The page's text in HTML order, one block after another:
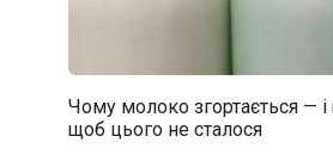
Чому молоко згортається —
щоб цього не сталося